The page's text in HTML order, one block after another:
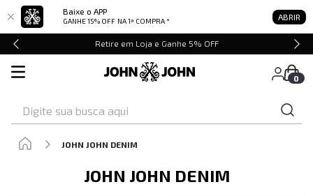
Baixe o APP
GANHE 15% OFF NA 1ª COMPRA * ABRIR
Retire em Loja e Ganhe 5% OFF
0
JOHN JOHN DENIM
JOHN JOHN DENIM